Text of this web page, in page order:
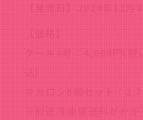
【発売日】2024年12月6
【価格】
ケーキ4号：4,698円(
込)
マカロン6個セット：
※別途冷凍便送料がかか